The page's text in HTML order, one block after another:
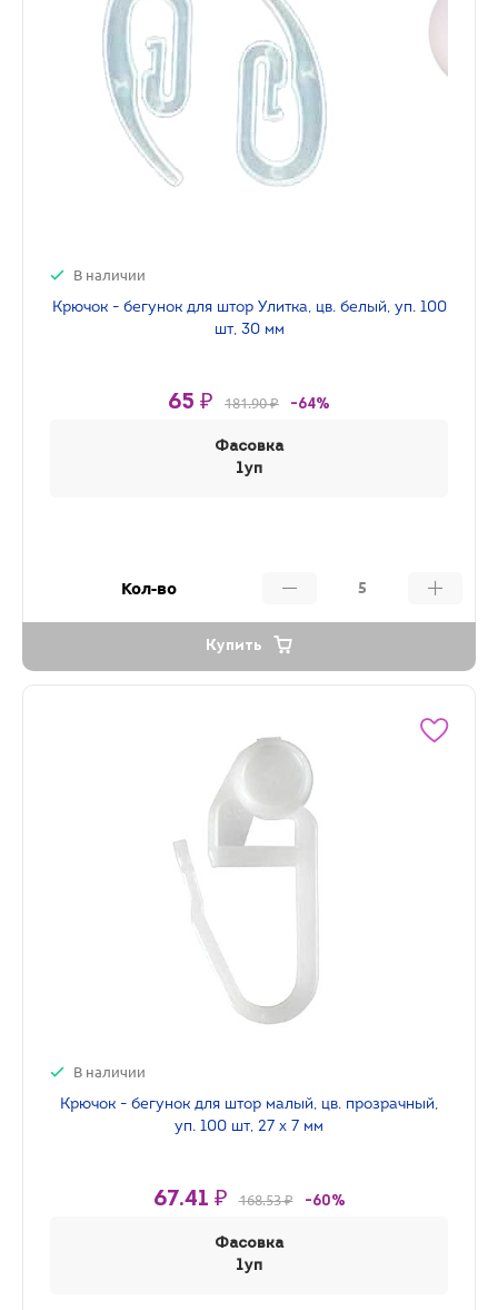
В наличии
Крючок - бегунок для штор Улитка, цв. белый, уп. 100
шт, 30 мм
65 ₽ 181.90 ₽ -64%
Фасовка
1уп
Кол-во
Купить
В наличии
Крючок - бегунок для штор малый, цв. прозрачный,
уп. 100 шт, 27 х 7 мм
67.41 ₽ 168.53 ₽ -60%
Фасовка
1уп